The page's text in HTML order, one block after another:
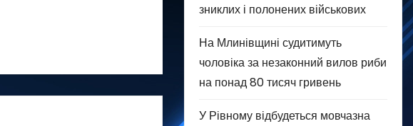
зниклих і полонених військових
На Млинівщині судитимуть
чоловіка за незаконний вилов риби
на понад 80 тисяч гривень
У Рівному відбудеться мовчазна